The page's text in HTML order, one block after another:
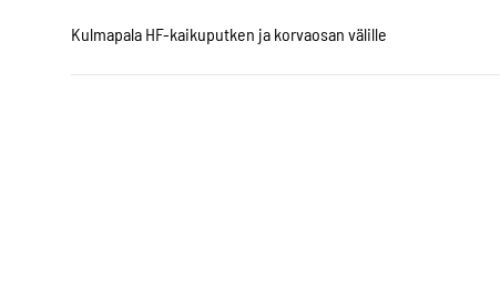
Kulmapala HF-kaikuputken ja korvaosan välille